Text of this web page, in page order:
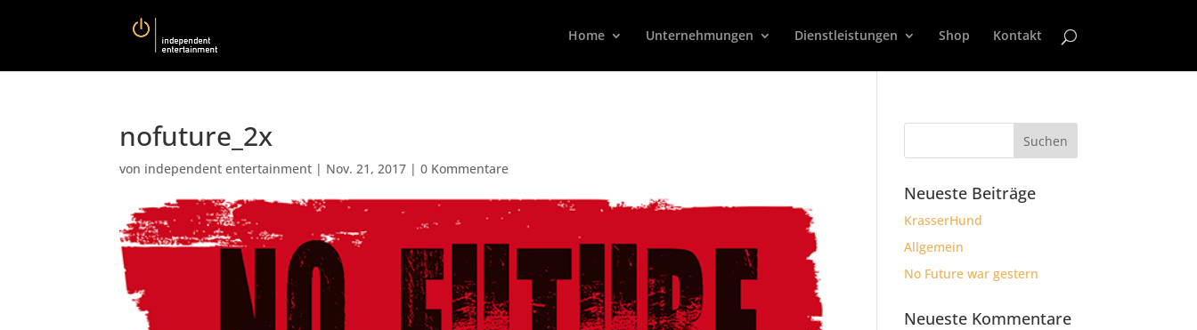
Home Unternehmungen Dienstleistungen Shop Kontakt
nofuture_2x
von independent entertainment | Nov. 21, 2017 |0 Kommentare
Neueste Beiträge
KrasserHund
Allgemein
No Future war gestern
Neueste Kommentare